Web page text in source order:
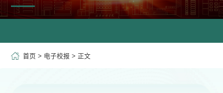
首页 > 电子校报 > 正文